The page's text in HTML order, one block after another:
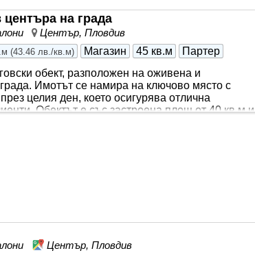
на града
Център, Пловдив
(43.46 лв./кв.м) Магазин 45 кв.м
Партер
обект, разположен на оживена и
Имотът се намира на ключово място с
целия ден, което осигурява отлична
Обектът е със застроена площ от 40 кв.м и
Център, Пловдив